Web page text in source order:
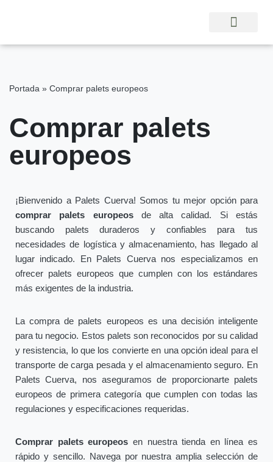
al
Portada » Comprar palets europeos
Comprar palets
europeos
¡Bienvenido a Palets Cuerva! Somos tu mejor opción para
comprar palets europeosde alta calidad. Si estás
buscando palets duraderos y confiables para tus
necesidades de logística y almacenamiento, has llegado al
lugar indicado. En Palets Cuerva nos especializamos en
ofrecer palets europeos que cumplen con los estándares
más exigentes de la industria.
La compra de palets europeos es una decisión inteligente
para tu negocio. Estos palets son reconocidos por su calidad
y resistencia, lo que los convierte en una opción ideal para el
transporte de carga pesada y el almacenamiento seguro. En
Palets Cuerva, nos aseguramos de proporcionarte palets
europeos de primera categoría que cumplen con todas las
regulaciones y especificaciones requeridas.
Comprar palets europeos en nuestra tienda en línea es
rápido y sencillo. Navega por nuestra amplia selección de